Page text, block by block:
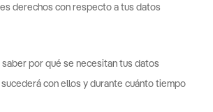
derechos con respecto a tus datos
por qué se necesitan tus datos
con ellos y durante cuánto tiempo